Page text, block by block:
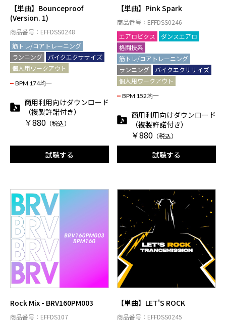
【単曲】Bounceproof
(Version. 1)
商品番号：EFFDSS0248
筋トレ/コアトレーニング
ランニング
バイクエクササイズ
個人用ワークアウト
BPM 174均一
商用利用向けダウンロード
（複製許諾付き）
￥880 （税込）
試聴する
【単曲】Pink Spark
商品番号：EFFDSS0246
エアロビクス
ダンスエアロ
格闘技系
筋トレ/コアトレーニング
ランニング
バイクエクササイズ
個人用ワークアウト
BPM 152均一
商用利用向けダウンロード
（複製許諾付き）
￥880 （税込）
試聴する
Rock Mix - BRV160PM003
商品番号：EFFDS107
【単曲】LET'S ROCK
商品番号：EFFDSS0245